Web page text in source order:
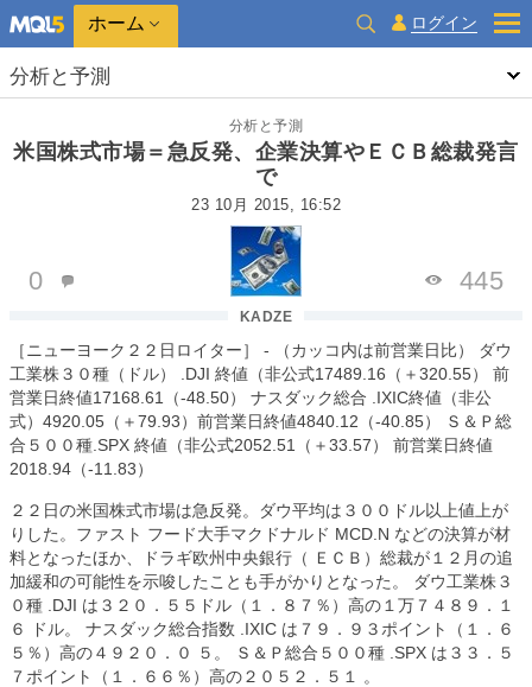
ホーム ログイン
分析と予測
分析と予測
米国株式市場＝急反発、企業決算やＥＣＢ総裁発言
で
23 10月 2015, 16:52
KADZE
0 445
［ニューヨーク２２日ロイター］ - （カッコ内は前営業日比）
ダウ
工業株３０種（ドル）
.DJI 終値（非公式17489.16 （＋320.55）
前
営業日終値17168.61 （‐48.50） ナスダック総合 .IXIC終値（非公
式） 4920.05 （＋79.93）前営業日終値4840.12 （‐40.85）
Ｓ＆Ｐ総
合５００種 .SPX 終値（非公式2052.51 （＋33.57）
前営業日終値
2018.94 （‐11.83）
２２日の米国株式市場は急反発。ダウ平均は３００ドル以上値上が
りした。ファスト フード大手マクドナルド MCD.N などの決算が材
料となったほか、ドラギ欧州中央銀行（
ＥＣＢ）総裁が１２月の追
加緩和の可能性を示唆したことも手がかりとなった。
ダウ工業株３
０種 .DJI は３２０．５５ドル（１．８７％）高の１万７４８９．１
６
ドル。 ナスダック総合指数 .IXIC は７９．９３ポイント（１．６
５％）高の４９２０．０
５。 Ｓ＆Ｐ総合５００種 .SPX は３３．５
７ポイント（１．６６％）高の２０５２．５１
。